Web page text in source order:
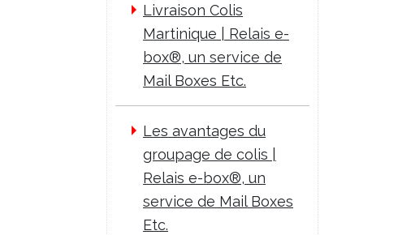
Livraison Colis
Martinique | Relais e-
box®, un service de
Mail Boxes Etc.
Les avantages du
groupage de colis |
Relais e-box®, un
service de Mail Boxes
Etc.